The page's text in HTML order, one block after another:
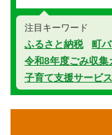
注目キーワード
ふるさと納税 町
令和8年度ごみ収集
子育て支援サービス